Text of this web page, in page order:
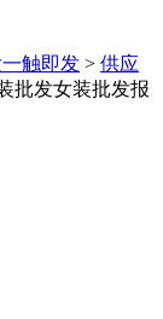
触即发 > 供应
批发女装批发报